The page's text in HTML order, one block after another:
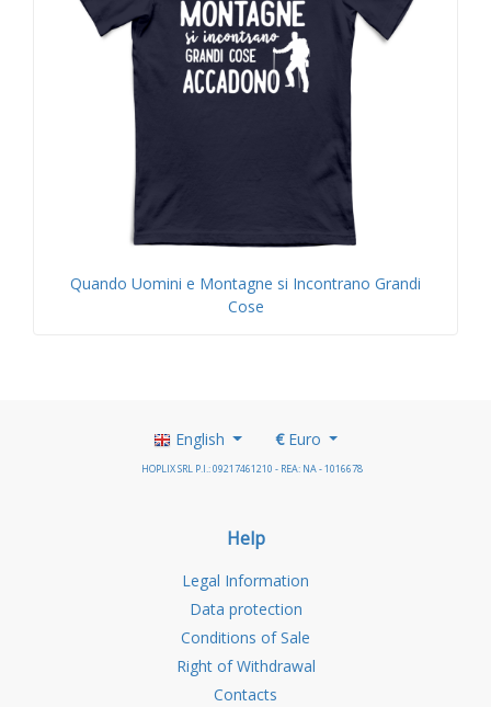
Quando Uomini e Montagne si Incontrano Grandi
Cose
English €Euro
HOPLIX SRL P.I.: 09217461210 - REA: NA - 1016678
Help
Legal Information
Data protection
Conditions of Sale
Right of Withdrawal
Contacts